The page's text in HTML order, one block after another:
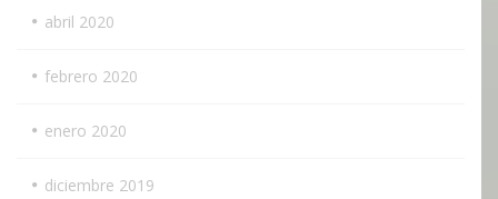
abril 2020
febrero 2020
enero 2020
diciembre 2019